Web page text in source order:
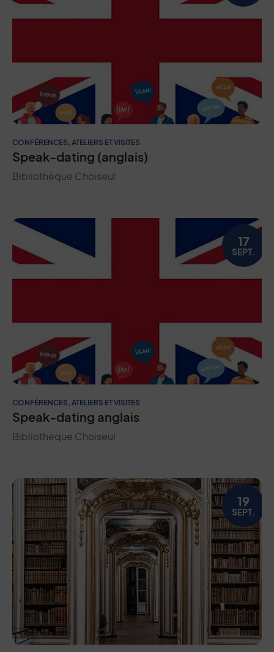
CONFÉRENCES, ATELIERS ET VISITES
Speak-dating (anglais)
Bibliothèque Choiseul
CONFÉRENCES, ATELIERS ET VISITES
Speak-dating anglais
Bibliothèque Choiseul
17
SEPT.
19
SEPT.